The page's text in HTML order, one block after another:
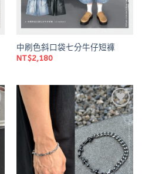
中刷色斜口袋七分牛仔短褲
NT$2,180
Add to
wishlist